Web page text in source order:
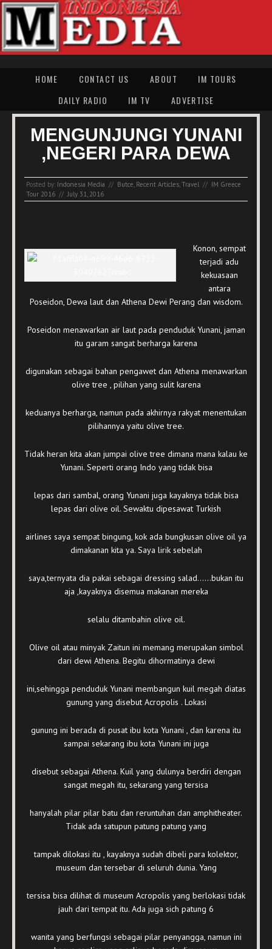
HOME CONTACT US ABOUT
IM TOURS
DAILY RADIO
IM TV ADVERTISE
MENGUNJUNGI YUNANI
,NEGERI PARA DEWA
Posted by: Indonesia Media // Butce Recent Articles Travel // IM Greece
Tour 2016 // July 31, 2016
Konon, sempat
terjadi adu
kekuasaan
antara
Poseidon, Dewa laut dan Athena Dewi Perang dan wisdom.
Poseidon menawarkan air laut pada penduduk Yunani, jaman
itu garam sangat berharga karena
digunakan sebagai bahan pengawet dan Athena menawarkan
olive tree , pilihan yang sulit karena
keduanya berharga, namun pada akhirnya rakyat menentukan
pilihannya yaitu olive tree.
Tidak heran kita akan jumpai olive tree dimana mana kalau ke
Yunani. Seperti orang Indo yang tidak bisa
lepas dari sambal, orang Yunani juga kayaknya tidak bisa
lepas dari olive oil. Sewaktu dipesawat Turkish
airlines saya sempat bingung, kok ada bungkusan olive oil ya
dimakanan kita ya. Saya lirik sebelah
saya,ternyata dia pakai sebagai dressing salad……bukan itu
aja ,kayaknya disemua makanan mereka
selalu ditambahin olive oil.
Olive oil atau minyak Zaitun ini memang merupakan simbol
dari dewi Athena. Begitu dihormatinya dewi
ini,sehingga penduduk Yunani membangun kuil megah diatas
gunung yang disebut Acropolis . Lokasi
gunung ini berada di pusat ibu kota Yunani , dan karena itu
sampai sekarang ibu kota Yunani ini juga
disebut sebagai Athena. Kuil yang dulunya berdiri dengan
sangat megah itu, sekarang yang tersisa
hanyalah pilar pilar batu dan reruntuhan dan amphitheater.
Tidak ada satupun patung patung yang
tampak dilokasi itu , kayaknya sudah dibeli para kolektor,
museum dan tersebar di seluruh dunia. Yang
tersisa bisa dilihat di museum Acropolis yang berlokasi tidak
jauh dari tempat itu. Ada juga sich patung 6
wanita yang berfungsi sebagai pilar penyangga, namun ini